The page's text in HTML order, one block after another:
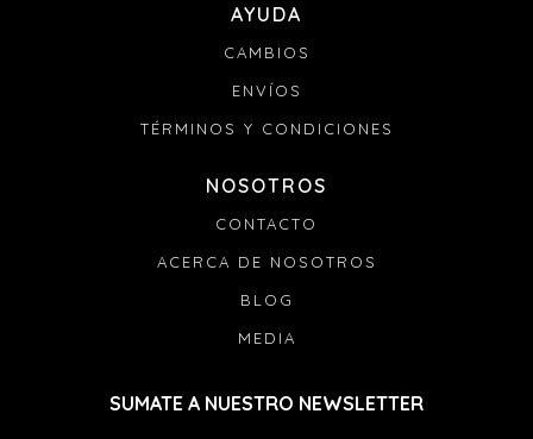
AYUDA
CAMBIOS
ENVÍOS
TÉRMINOS Y CONDICIONES
NOSOTROS
CONTACTO
ACERCA DE NOSOTROS
BLOG
MEDIA
SUMATE A NUESTRO NEWSLETTER